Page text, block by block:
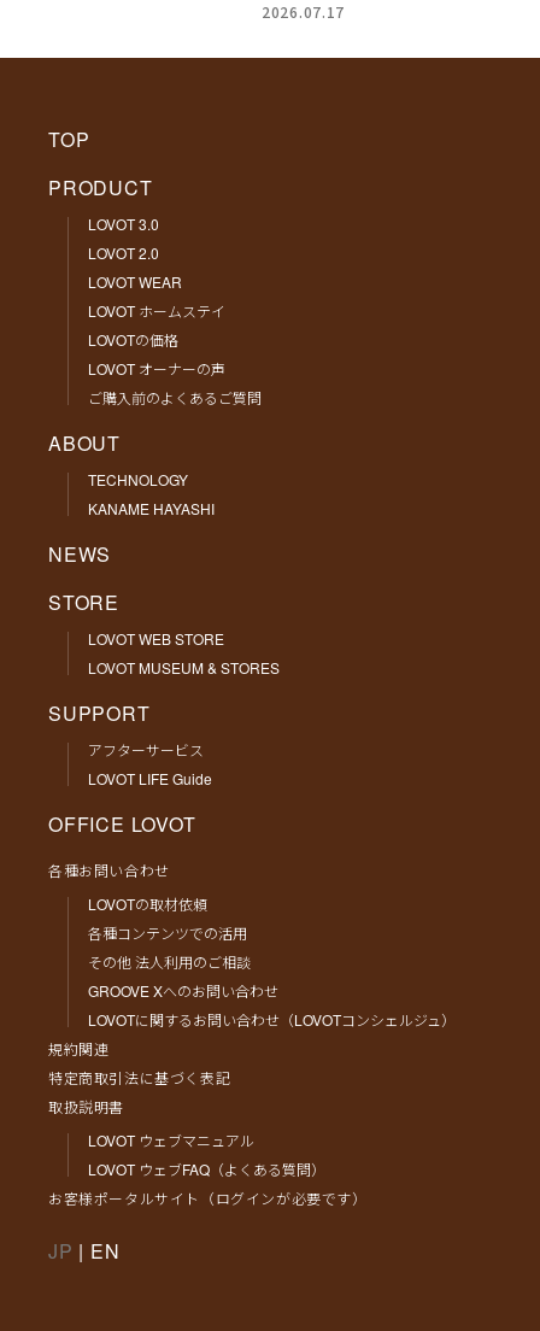
2026.07.17
TOP
PRODUCT
LOVOT 3.0
LOVOT 2.0
LOVOT WEAR
LOVOT ホームステイ
LOVOTの価格
LOVOT オーナーの声
ご購入前のよくあるご質問
ABOUT
TECHNOLOGY
KANAME HAYASHI
NEWS
STORE
LOVOT WEB STORE
LOVOT MUSEUM & STORES
SUPPORT
アフターサービス
LOVOT LIFE Guide
OFFICE LOVOT
各種お問い合わせ
LOVOTの取材依頼
各種コンテンツでの活用
その他 法人利用のご相談
GROOVE Xへのお問い合わせ
LOVOTに関するお問い合わせ（LOVOTコンシェルジュ）
規約関連
特定商取引法に基づく表記
取扱説明書
LOVOT ウェブマニュアル
LOVOT ウェブFAQ（よくある質問）
お客様ポータルサイト（ログインが必要です）
JP | EN